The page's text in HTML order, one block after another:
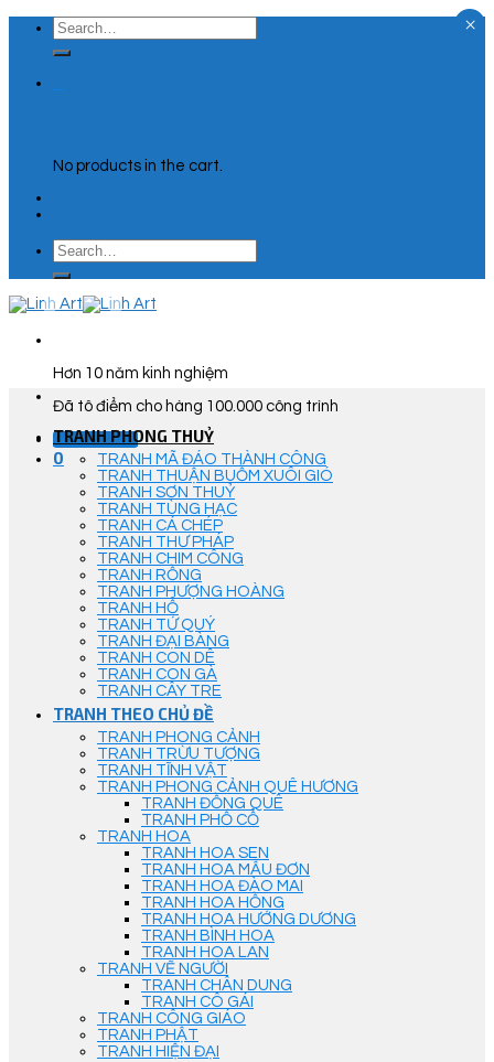
Skip
content
Search
for:
No products in the cart.
Search
for:
Hơn 10 năm kinh nghiệm
Đã tô điểm cho hàng 100.000 công trình
Góc Tư Vấn
0
TRANH PHONG THUỶ
TRANH MÃ ĐÁO THÀNH CÔNG
TRANH THUẬN BUỒM XUÔI GIÓ
TRANH SƠN THUỶ
TRANH TÙNG HẠC
TRANH CÁ CHÉP
TRANH THƯ PHÁP
TRANH CHIM CÔNG
TRANH RỒNG
TRANH PHƯỢNG HOÀNG
TRANH HỔ
TRANH TỨ QUÝ
TRANH ĐẠI BÀNG
TRANH CON DÊ
TRANH CON GÀ
TRANH CÂY TRE
TRANH THEO CHỦ ĐỀ
TRANH PHONG CẢNH
TRANH TRỪU TƯỢNG
TRANH TĨNH VẬT
TRANH PHONG CẢNH QUÊ HƯƠNG
TRANH ĐỒNG QUÊ
TRANH PHỐ CỔ
TRANH HOA
TRANH HOA SEN
TRANH HOA MẪU ĐƠN
TRANH HOA ĐÀO MAI
TRANH HOA HỒNG
TRANH HOA HƯỚNG DƯƠNG
TRANH BÌNH HOA
TRANH HOA LAN
TRANH VẼ NGƯỜI
TRANH CHÂN DUNG
TRANH CÔ GÁI
TRANH CÔNG GIÁO
TRANH PHẬT
TRANH HIỆN ĐẠI
×